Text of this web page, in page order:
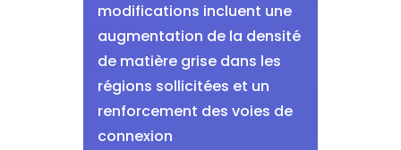
modifications incluent une
augmentation de la densité
de matière grise dans les
régions sollicitées et un
renforcement des voies de
connexion